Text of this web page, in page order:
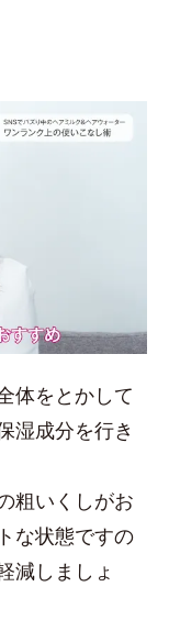
体をとかして
湿成分を行き
粗いくしがお
な状態ですの
減しましょ